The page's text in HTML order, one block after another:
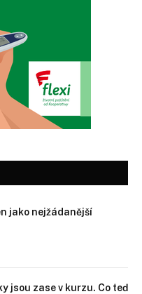
jako nejžádanější
jsou zase v kurzu. Co teď